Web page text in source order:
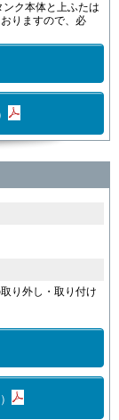
ンク本体と上ふたは
りますので、必
り外し・取り付け